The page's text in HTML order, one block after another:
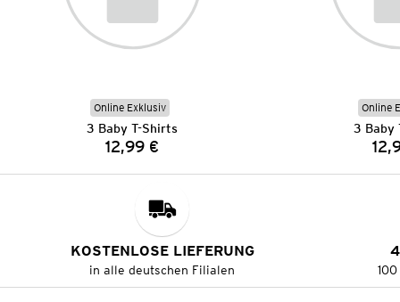
Online Exklusiv
3 Baby T-Shirts
Preis:
12,99 €
Online
3 Baby
KOSTENLOSE LIEFERUNG
in alle deutschen Filialen